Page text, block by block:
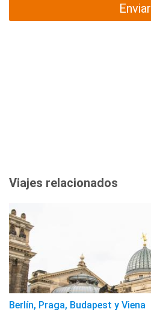
Enviar
Viajes relacionados
Berlín, Praga, Budapest y Viena